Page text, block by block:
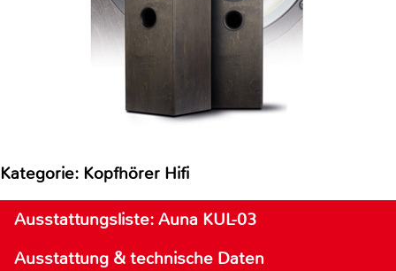
Kategorie: Kopfhörer Hifi
Ausstattungsliste: Auna KUL-03
Ausstattung & technische Daten